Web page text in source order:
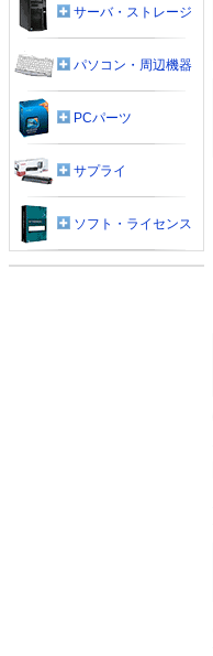
サーバ・ストレージ
パソコン・周辺機器
PCパーツ
サプライ
ソフト・ライセンス